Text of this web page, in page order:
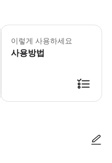
* 소요시간 : 80분 (옵션에 따라 소요
이렇게 사용하세요
사용방법